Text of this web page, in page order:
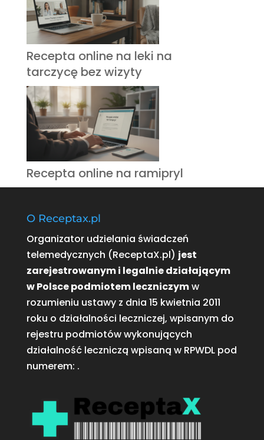
Recepta online na leki na
tarczycę bez wizyty
Recepta online na ramipryl
O Receptax.pl
Organizator udzielania świadczeń
telemedycznych (ReceptaX.pl) jest
zarejestrowanym i legalnie działającym
w Polsce podmiotem leczniczymw
rozumieniu ustawy z dnia 15 kwietnia 2011
roku o działalności leczniczej, wpisanym do
rejestru podmiotów wykonujących
działalność leczniczą wpisaną w RPWDL pod
numerem: .